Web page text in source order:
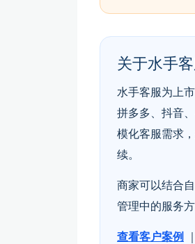
关于水手
水手客服为上
拼多多、抖音
模化客服需求
续。
商家可以结合
管理中的服务方
查看客户案例 ｜